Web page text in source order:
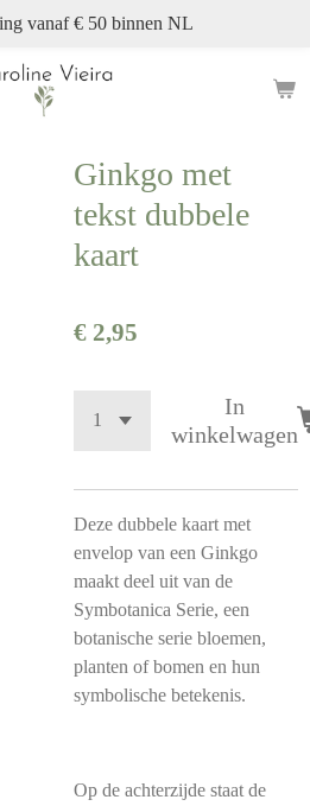
vanaf € 50 binnen NL
Ginkgo met
tekst dubbele
kaart
€ 2,95
In
winkelwagen
Deze dubbele kaart met
envelop van een Ginkgo
maakt deel uit van de
Symbotanica Serie, een
botanische serie bloemen,
planten of bomen en hun
symbolische betekenis.
Op de achterzijde staat de